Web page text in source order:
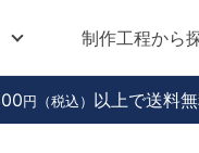
制作工程から
円（税込） 以上で送料無